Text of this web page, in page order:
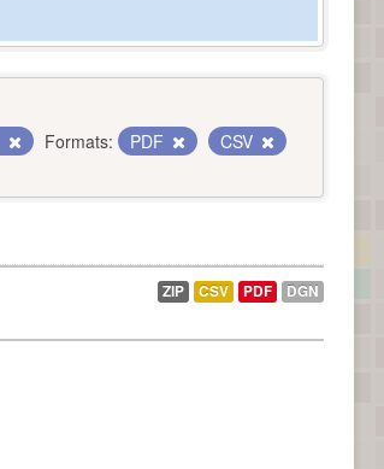
Formats: PDF
CSV
ZIP CSV PDF DGN